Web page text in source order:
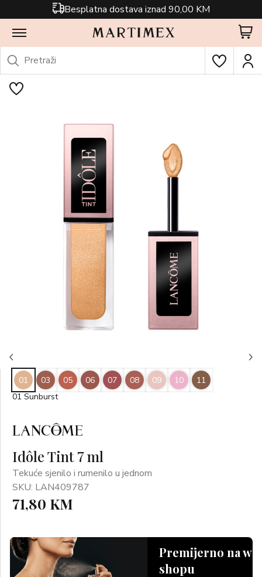
Besplatna dostava iznad 90,00 KM
Idôle Tint 7 ml
Tekuće sjenilo i rumenilo u jednom
SKU: LAN409787
71,80 KM
Premijerno na
shopu
01 03 05 06 07 08 09 10
11
01 Sunburst